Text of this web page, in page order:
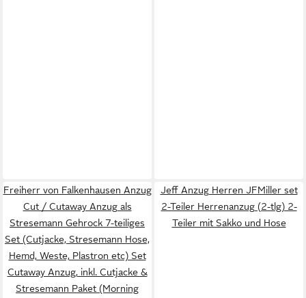
Freiherr von Falkenhausen Anzug
Cut / Cutaway Anzug als
Stresemann Gehrock 7-teiliges
Set (Cutjacke, Stresemann Hose,
Hemd, Weste, Plastron etc) Set
Cutaway Anzug, inkl. Cutjacke &
Stresemann Paket (Morning
Jeff Anzug Herren JFMiller set
2-Teiler Herrenanzug (2-tlg) 2-
Teiler mit Sakko und Hose